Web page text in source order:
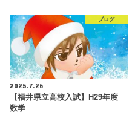
ブログ
2025.7.26
【福井県立高校入試】H29年度
数学